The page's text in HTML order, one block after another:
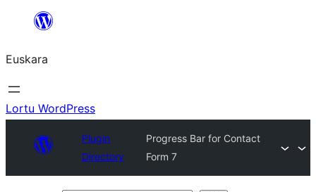
Euskara
Lortu WordPress
Plugin
Directory
Progress Bar for Contact
Form 7